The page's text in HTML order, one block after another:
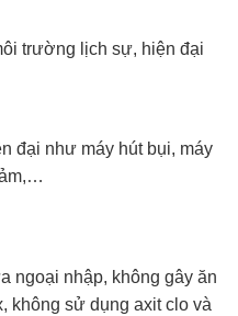
trường lịch sự, hiện đại
đại như máy hút bụi, máy
ngoại nhập, không gây ăn
không sử dụng axit clo và